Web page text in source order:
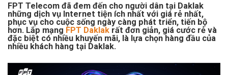
FPT Telecom đã đem đến cho người dân tại Daklak
những dịch vụ Internet tiện ích nhất với giá rẻ nhất,
phục vụ cho cuộc sống ngày càng phát triển, tiến bộ
hơn. Lắp mạng FPT Daklak rất đơn giản, giá cước rẻ và
đặc biệt có nhiều khuyến mãi, là lựa chọn hàng đầu của
nhiều khách hàng tại Daklak.